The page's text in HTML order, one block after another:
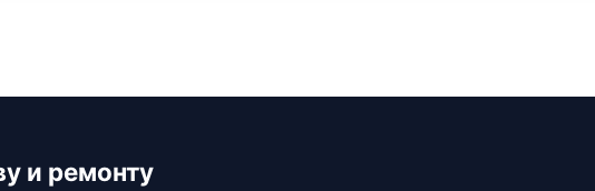
и ремонту